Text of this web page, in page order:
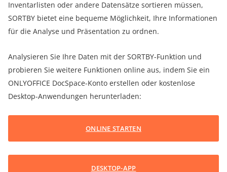
Inventarlisten oder andere Datensätze sortieren müssen,
SORTBY bietet eine bequeme Möglichkeit, Ihre Informationen
für die Analyse und Präsentation zu ordnen.
Analysieren Sie Ihre Daten mit der SORTBY-Funktion und
probieren Sie weitere Funktionen online aus, indem Sie ein
ONLYOFFICE DocSpace-Konto erstellen oder kostenlose
Desktop-Anwendungen herunterladen:
ONLINE STARTEN
DESKTOP-APP